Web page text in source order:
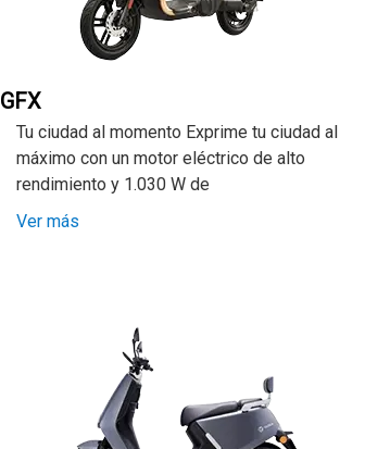
GFX
Tu ciudad al momento Exprime tu ciudad al
máximo con un motor eléctrico de alto
rendimiento y 1.030 W de
Ver más